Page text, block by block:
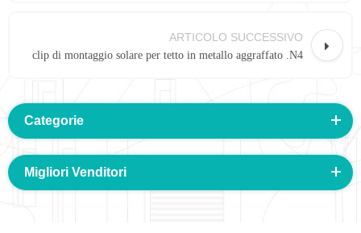
ARTICOLO SUCCESSIVO
clip di montaggio solare per tetto in metallo aggraffato .N4
Categorie
Migliori Venditori